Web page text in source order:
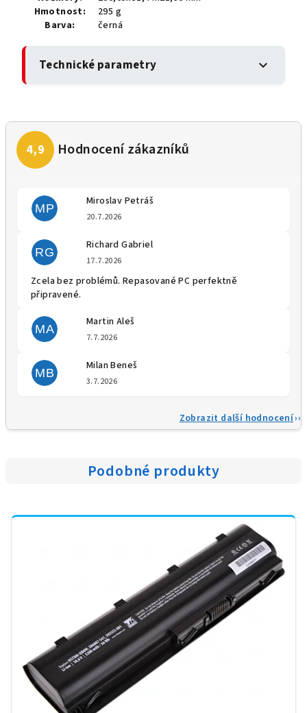
Hmotnost:
295 g
Barva:
černá
Technické parametry expand_more
MP
Miroslav Petráš
20.7.2026
RG
Richard Gabriel
17.7.2026
Zcela bez problémů. Repasované PC perfektně
připravené.
MA
Martin Aleš
7.7.2026
MB
Milan Beneš
3.7.2026
Zobrazit další hodnocení
Podobné produkty